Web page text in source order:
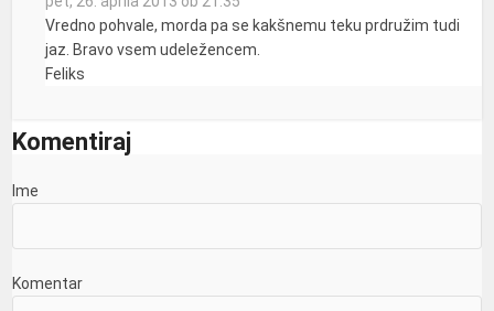
Vredno pohvale, morda pa se kakšnemu teku prdružim tudi
jaz. Bravo vsem udeležencem.
Feliks
Komentiraj
Ime
Komentar